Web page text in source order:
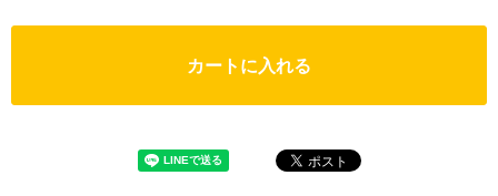
カートに入れる